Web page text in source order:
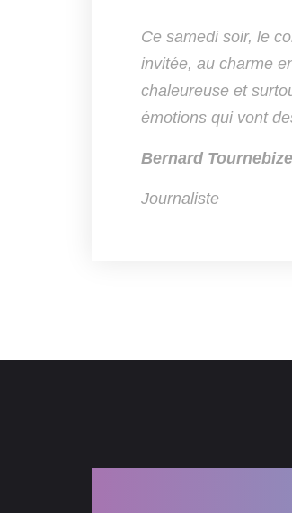
Ce samedi soir, le
invitée, au charme
chaleureuse et
émotions qui vont
Bernard Tournebize
Journaliste